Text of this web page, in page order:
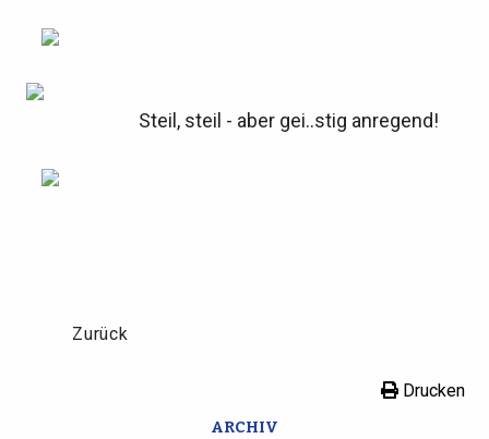
Steil, steil - aber gei..stig anregend!
Zurück
Drucken
ARCHIV